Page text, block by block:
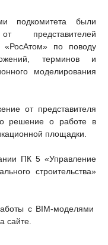
подкомитета были
представителей
«РосАтом» по поводу
терминов и
моделирования
от представителя
решение о работе в
площадки.
ПК 5 «Управление
строительства»
с BIM-моделями
сайте.